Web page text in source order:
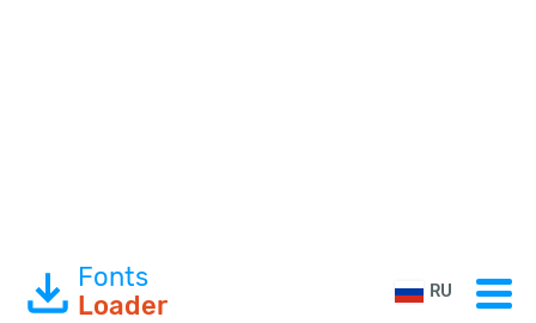
Fonts
Loader
RU